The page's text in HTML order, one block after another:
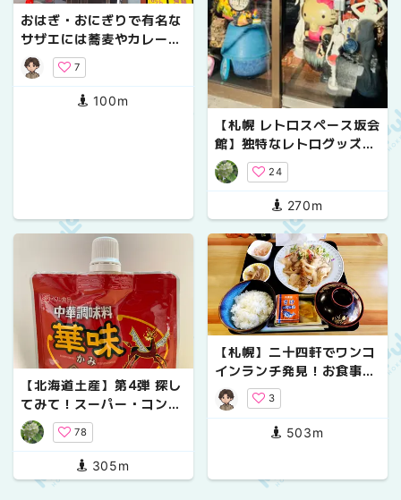
おはぎ・おにぎりで有名な
サザエには蕎麦やカレーが
楽しめる店舗がある！
7
100m
【札幌 レトロスペース坂会
館】独特なレトログッズコ
レクションの博物館へG
O！
24
270m
【北海道土産】第4弾 探し
てみて！スーパー・コンビ
ニで買える北海道土産
78
305m
【札幌】二十四軒でワンコ
インランチ発見！お食事処
河童の500円定食がサラリ
ーマンの味方すぎる
3
503m